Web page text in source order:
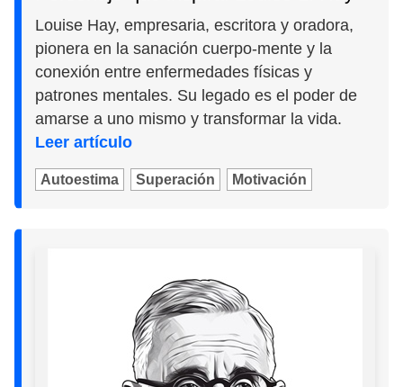
Louise Hay, empresaria, escritora y oradora,
pionera en la sanación cuerpo-mente y la
conexión entre enfermedades físicas y
patrones mentales. Su legado es el poder de
amarse a uno mismo y transformar la vida.
Leer artículo
Autoestima Superación Motivación